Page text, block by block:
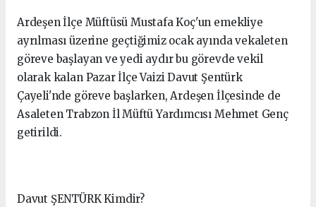
Ardeşen İlçe Müftüsü Mustafa Koç'un emekliye
ayrılması üzerine geçtiğimiz ocak ayında vekaleten
göreve başlayan ve yedi aydır bu görevde vekil
olarak kalan Pazar İlçe Vaizi Davut Şentürk
Çayeli'nde göreve başlarken, Ardeşen İlçesinde de
Asaleten Trabzon İl Müftü Yardımcısı Mehmet Genç
getirildi.
Davut ŞENTÜRK Kimdir?